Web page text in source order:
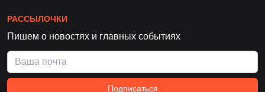
РАССЫЛОЧКИ
Пишем о новостях и главных событиях
Подписаться